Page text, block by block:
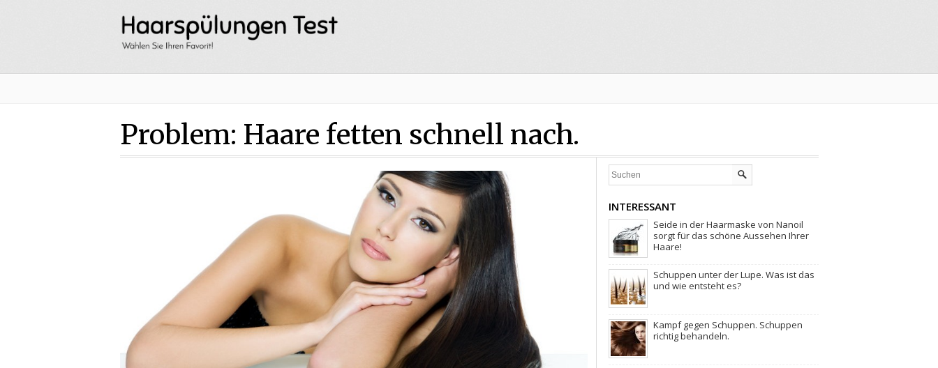
Problem: Haare fetten schnell nach.
INTERESSANT
Seide in der Haarmaske von Nanoil
sorgt für das schöne Aussehen Ihrer
Haare!
Schuppen unter der Lupe. Was ist das
und wie entsteht es?
Kampf gegen Schuppen. Schuppen
richtig behandeln.